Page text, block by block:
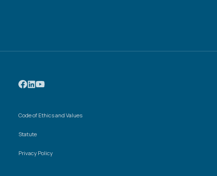
Code of Ethics and Values
Statute
Privacy Policy